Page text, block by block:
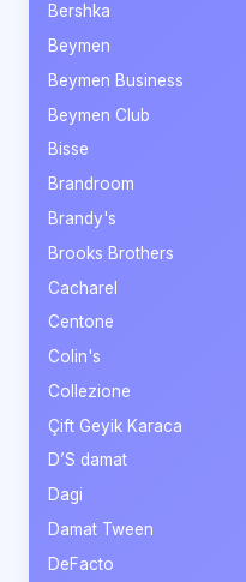
Bershka
Beymen
Beymen Business
Beymen Club
Bisse
Brandroom
Brandy's
Brooks Brothers
Cacharel
Centone
Colin's
Collezione
Çift Geyik Karaca
D’S damat
Dagi
Damat Tween
DeFacto